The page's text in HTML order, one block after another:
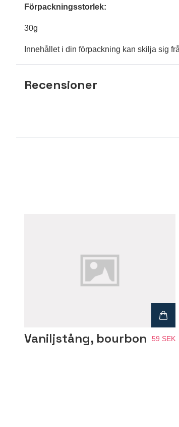
Förpackningsstorlek:
30g
Innehållet i din förpackning kan skilja sig
Recensioner
Vaniljstång, bourbon 59 SEK